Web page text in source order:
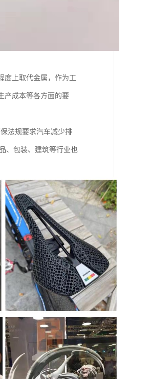
度上取代金属，作为工
产成本等各方面的要
法规要求汽车减少排
、包装、建筑等行业也